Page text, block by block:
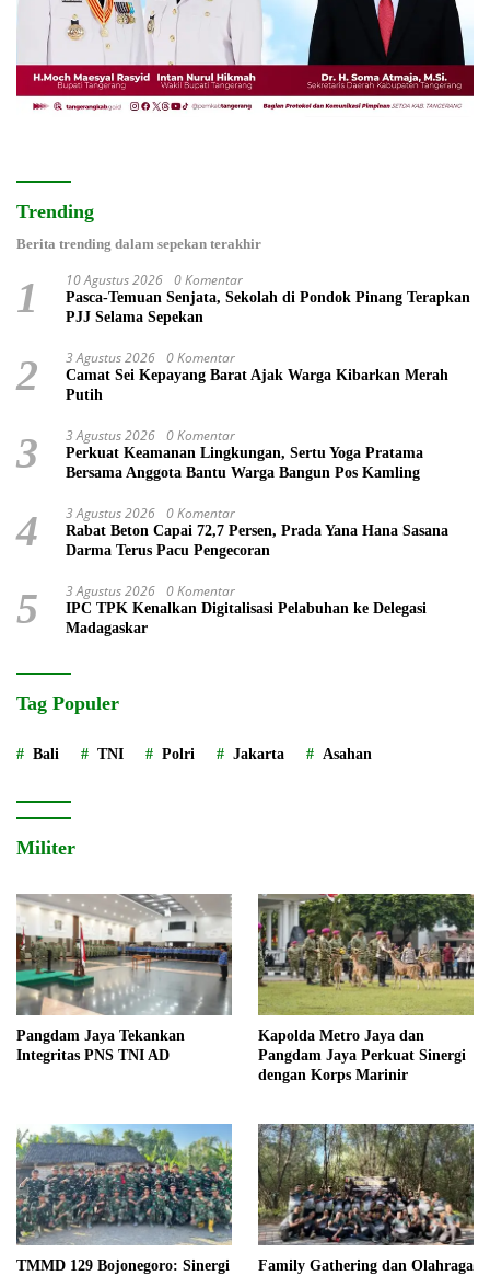
Trending
Berita trending dalam sepekan terakhir
1 10 Agustus 2026 0 Komentar
Pasca-Temuan Senjata, Sekolah di Pondok Pinang Terapkan
PJJ Selama Sepekan
2 3 Agustus 2026 0 Komentar
Camat Sei Kepayang Barat Ajak Warga Kibarkan Merah
Putih
3 3 Agustus 2026 0 Komentar
Perkuat Keamanan Lingkungan, Sertu Yoga Pratama
Bersama Anggota Bantu Warga Bangun Pos Kamling
4 3 Agustus 2026 0 Komentar
Rabat Beton Capai 72,7 Persen, Prada Yana Hana Sasana
Darma Terus Pacu Pengecoran
5 3 Agustus 2026 0 Komentar
IPC TPK Kenalkan Digitalisasi Pelabuhan ke Delegasi
Madagaskar
Tag Populer
Bali TNI Polri Jakarta Asahan
Militer
Pangdam Jaya Tekankan
Integritas PNS TNI AD
Kapolda Metro Jaya dan
Pangdam Jaya Perkuat Sinergi
dengan Korps Marinir
TMMD 129 Bojonegoro: Sinergi
Family Gathering dan Olahraga